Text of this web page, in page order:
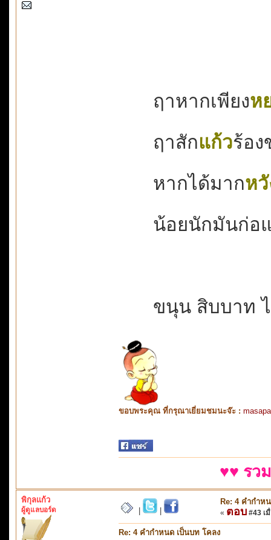
ฤาหากเพียงห
ฤาสักแก้วร้อง
หากได้มากหวั
น้อยนักมันก่อ
ขนุน สิบบาท
ขอบพระคุณ ที่กรุณาเยี่ยมชมนะจ๊ะ :
♥♥ รว
พิกุลแก้ว
ผู้ดูแลบอร์ด
Re: 4 คำกำห
« ตอบ #43 เ
Re: 4 คำกำหนด เป็นบท โคลง